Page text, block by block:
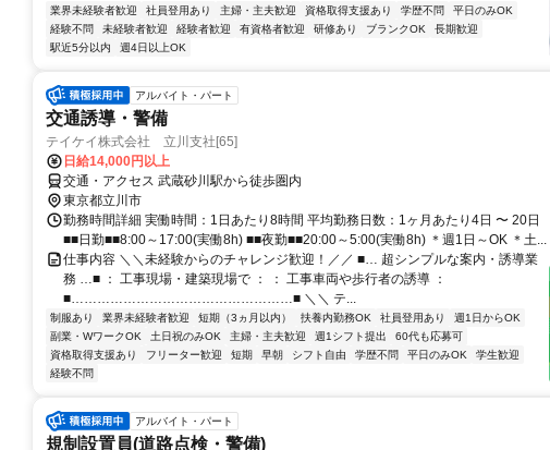
業界未経験者歓迎 社員登用あり 主婦・主夫歓迎 資格取得支援あり 学歴不問
平日のみOK
経験不問
未経験者歓迎 経験者歓迎 有資格者歓迎 研修あり ブランクOK
長期歓迎
駅近5分以内
週4日以上OK
アルバイト・パート
交通誘導・警備
テイケイ株式会社 立川支社[65]
日給14,000円以上
交通・アクセス 武蔵砂川駅から徒歩圏内
東京都立川市
勤務時間詳細 実働時間：1日あたり8時間 平均勤務日数：1ヶ月あたり4日 〜 20日
■■日勤■■8:00～17:00(実働8h) ■■夜勤■■20:00～5:00(実働8h) ＊週1日～OK ＊土...
仕事内容 ＼＼未経験からのチャレンジ歓迎！／／ ■… 超シンプルな案内・誘導業
務 …■ ： 工事現場・建築現場で ： ： 工事車両や歩行者の誘導 ：
■……………………………………………■ ＼＼ テ...
制服あり 業界未経験者歓迎 短期（3ヵ月以内） 扶養内勤務OK 社員登用あり
週1日からOK
副業・WワークOK
土日祝のみOK 主婦・主夫歓迎 週1シフト提出
60代も応募可
資格取得支援あり
フリーター歓迎 短期 早朝 シフト自由 学歴不問 平日のみOK
学生歓迎
経験不問
アルバイト・パート
規制設置員(道路点検・警備)